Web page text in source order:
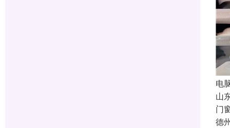
电
山
门
德